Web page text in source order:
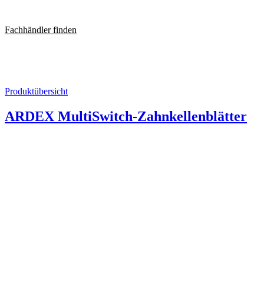
content
Fachhändler finden
Produktübersicht
ARDEX MultiSwitch-Zahnkellenblätter